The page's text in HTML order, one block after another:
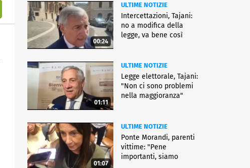
00:24
ULTIME NOTIZIE
Intercettazioni, Tajani:
no a modifica della
legge, va bene così
01:11
ULTIME NOTIZIE
Legge elettorale, Tajani:
"Non ci sono problemi
nella maggioranza"
01:07
ULTIME NOTIZIE
Ponte Morandi, parenti
vittime: "Pene
importanti, siamo